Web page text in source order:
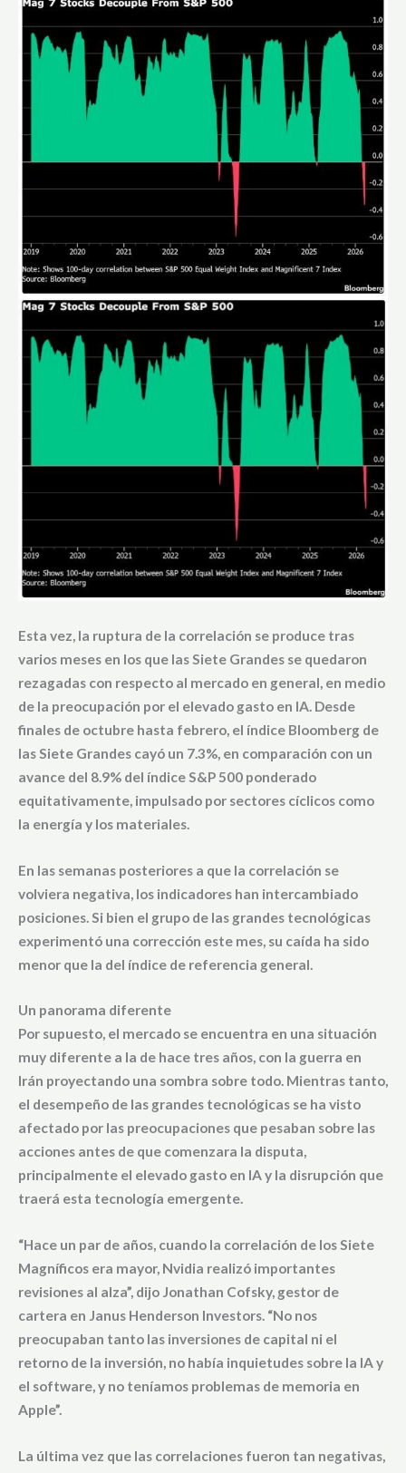
Esta vez, la ruptura de la correlación se produce tras
varios meses en los que lasSiete Grandes se quedaron
rezagadas con respecto al mercado en general, en medio
de la preocupación por el elevado gasto en IA. Desde
finales de octubre hasta febrero, el índice Bloomberg de
las Siete Grandes cayó un 7.3%, en comparación con un
avance del 8.9% del índice S&P 500 ponderado
equitativamente, impulsado por sectores cíclicos como
la energía y los materiales.
En las semanas posteriores a que la correlación se
volviera negativa, los indicadores han intercambiado
posiciones. Si bien el grupo de las grandes tecnológicas
experimentó una corrección este mes, su caída ha sido
menor que la del índice de referencia general.
Un panorama diferente
Por supuesto, el mercado se encuentra en una situación
muy diferente a la de hace tres años, con la guerra en
Irán proyectando una sombra sobre todo. Mientras tanto,
el desempeño de las grandes tecnológicas se ha visto
afectado por las preocupaciones que pesaban sobre las
acciones antes de que comenzara la disputa,
principalmente el elevado gasto en IA y la disrupción que
traerá esta tecnología emergente.
“Hace un par de años, cuando la correlación de los Siete
Magníficos era mayor, Nvidia realizó importantes
revisiones al alza”, dijo Jonathan Cofsky, gestor de
cartera en Janus Henderson Investors. “No nos
preocupaban tanto las inversiones de capital ni el
retorno de la inversión, no había inquietudes sobre la IA y
el software, y no teníamos problemas de memoria en
Apple”.
La última vez que las correlaciones fueron tan negativas,